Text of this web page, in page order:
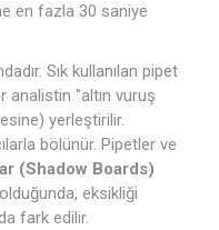
en fazla 30 saniye
Sık kullanılan pipet
analistin "altın vuruş
yerleştirilir.
bölünür. Pipetler ve
(Shadow Boards)
eksikliği
fark edilir.